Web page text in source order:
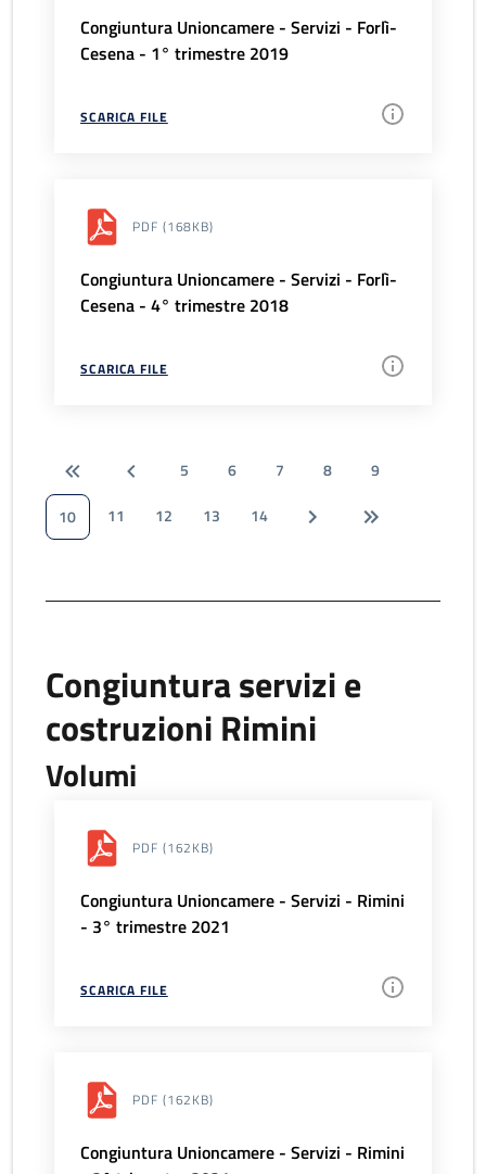
Congiuntura Unioncamere - Servizi - Forlì-
Cesena - 1° trimestre 2019
SCARICA FILE
PDF (168KB)
Congiuntura Unioncamere - Servizi - Forlì-
Cesena - 4° trimestre 2018
SCARICA FILE
5 6 7 8
9
10
11 12 13 14
Congiuntura servizi e
costruzioni Rimini
Volumi
PDF (162KB)
Congiuntura Unioncamere - Servizi - Rimini
- 3° trimestre 2021
SCARICA FILE
PDF (162KB)
Congiuntura Unioncamere - Servizi - Rimini